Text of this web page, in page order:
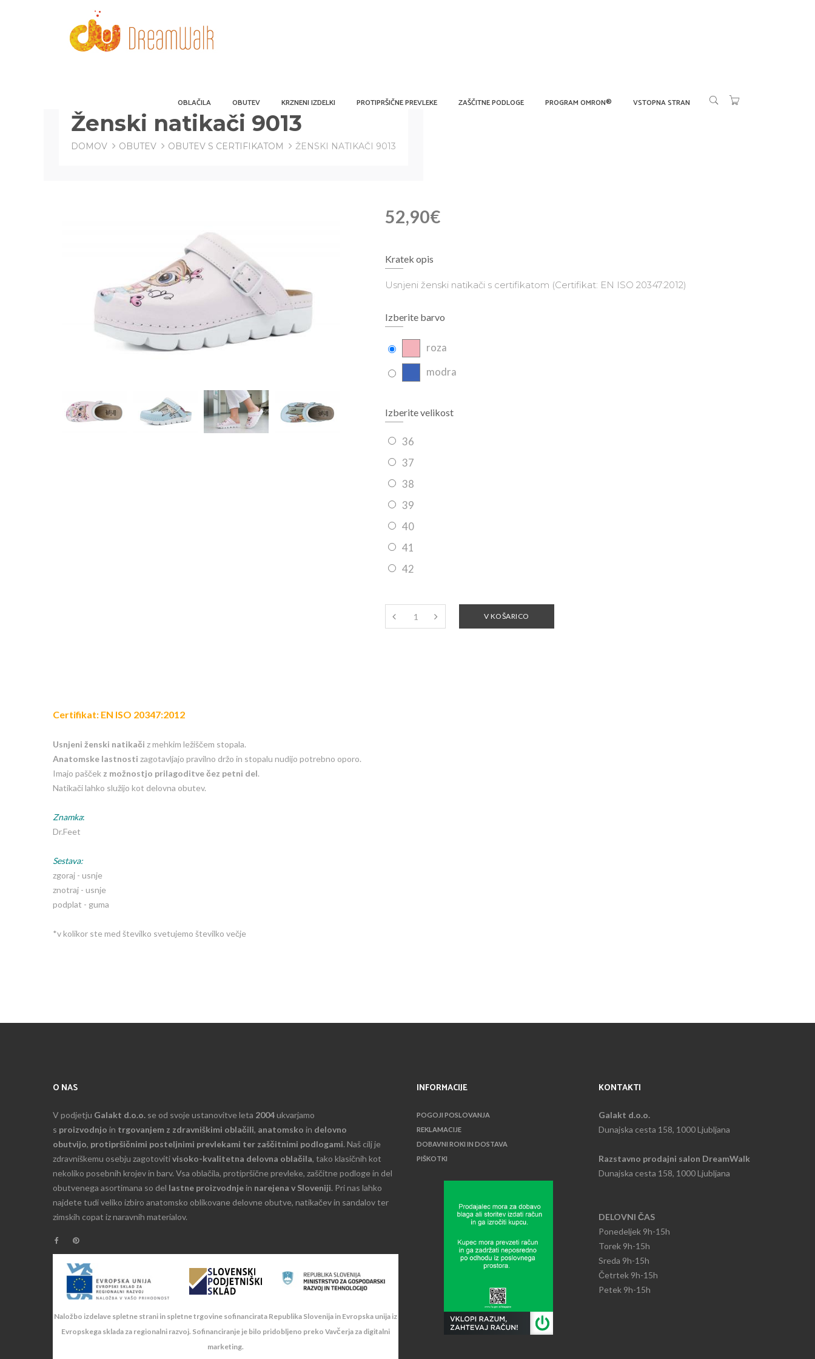
OBLAČILA OBUTEV KRZNENI IZDELKI PROTIPRŠIČNE PREVLEKE ZAŠČITNE PODLOGE PROGRAM OMRON® VSTOPNA STRAN
Ženski natikači 9013
DOMOV OBUTEV OBUTEV S CERTIFIKATOM ŽENSKI NATIKAČI 9013
52,90€
Kratek opis
Usnjeni ženski natikači s certifikatom (Certifikat: EN ISO 20347:2012)
Izberite barvo
roza
modra
Izberite velikost
36
37
38
39
40
41
42
V KOŠARICO
Certifikat: EN ISO 20347:2012
Usnjeni ženski natikači z mehkim ležiščem stopala.
Anatomske lastnosti zagotavljajo pravilno držo in stopalu nudijo potrebno oporo.
Imajo pašček z možnostjo prilagoditve čez petni del.
Natikači lahko služijo kot delovna obutev.
Znamka:
Dr.Feet
Sestava:
zgoraj - usnje
znotraj - usnje
podplat - guma
*v kolikor ste med številko svetujemo številko večje
O NAS
V podjetju Galakt d.o.o. se od svoje ustanovitve leta 2004ukvarjamo
s proizvodnjo in trgovanjem z zdravniškimi oblačili, anatomsko in delovno
obutvijo, protipršičnimi posteljnimi prevlekami ter zaščitnimi podlogami. Naš cilj je
zdravniškemu osebju zagotovitivisoko-kvalitetna delovna oblačila, tako klasičnih kot
nekoliko posebnih krojev in barv. Vsa oblačila, protipršične prevleke, zaščitne podloge in del
obutvenega asortimana so del lastne proizvodnjein narejena v Sloveniji. Pri nas lahko
najdete tudi veliko izbiro anatomsko oblikovane delovne obutve, natikačev in sandalov ter
zimskih copat iz naravnih materialov.
Naložbo izdelave spletne strani in spletne trgovine sofinancirata Republika Slovenija in Evropska unija iz
Evropskega sklada za regionalni razvoj. Sofinanciranje je bilo pridobljeno preko Vavčerja za digitalni
marketing.
INFORMACIJE
POGOJI POSLOVANJA
REKLAMACIJE
DOBAVNI ROKI IN DOSTAVA
PIŠKOTKI
KONTAKTI
Galakt d.o.o.
Dunajska cesta 158, 1000 Ljubljana
Razstavno prodajni salon DreamWalk
Dunajska cesta 158, 1000 Ljubljana
DELOVNI ČAS
Ponedeljek 9h-15h​
Torek 9h-15h​
Sreda 9h-15h
​Četrtek 9h-15h
Petek 9h-15h